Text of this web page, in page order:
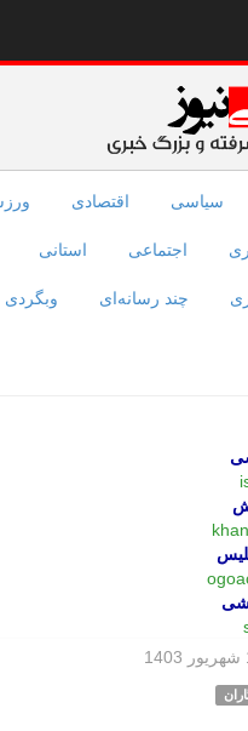
سیاسی اقتصادی
اجتماعی استانی
چند رسانه‌ای وبگردی